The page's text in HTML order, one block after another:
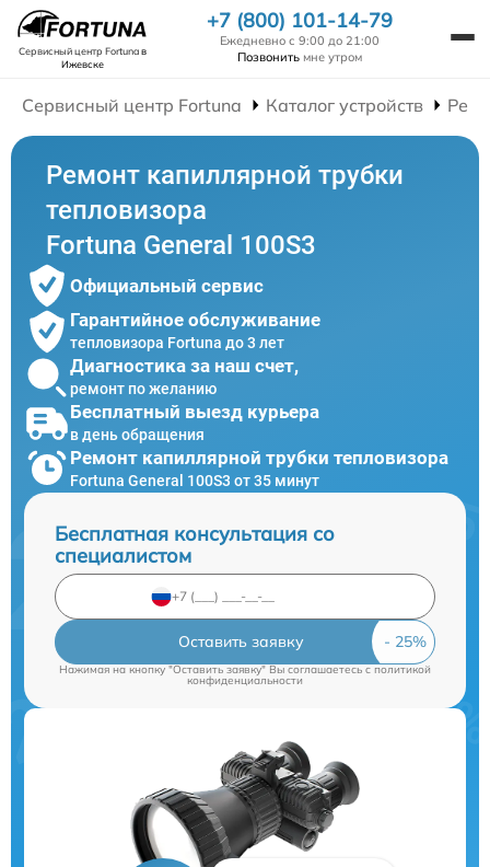
Сервисный центр Fortunaв
Ижевске
+7 (800) 101-14-79
Ежедневно с 9:00 до 21:00
Позвонить мне утром
Сервисный центр Fortuna Каталог устройств
Ремонт капиллярной трубки
тепловизора
Fortuna General 100S3
Официальный сервис
Гарантийное обслуживание
тепловизора Fortuna до 3 лет
Диагностика за наш счет,
ремонт по желанию
Бесплатный выезд курьера
в день обращения
Ремонт капиллярной трубки тепловизора
Fortuna General 100S3 от 35 минут
Бесплатная консультация со
специалистом
Оставить заявку
Нажимая на кнопку "Оставить заявку" Вы соглашаетесь cполитикой
конфиденциальности